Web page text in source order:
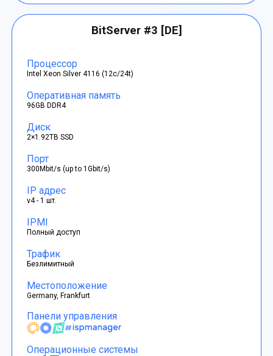
BitServer #3 [DE]
Процессор
Intel Xeon Silver 4116 (12c/24t)
Оперативная память
96GB DDR4
Диск
2×1.92TB SSD
Порт
300Mbit/s (up to 1Gbit/s)
IP адрес
v4 - 1 шт.
IPMI
Полный доступ
Трафик
Безлимитный
Местоположение
Germany, Frankfurt
Панели управления
Операционные системы